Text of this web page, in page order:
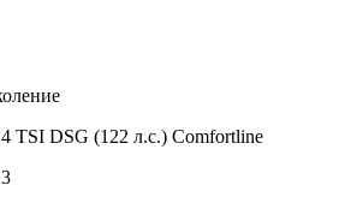
TSI DSG (122 л.с.) Comfortline